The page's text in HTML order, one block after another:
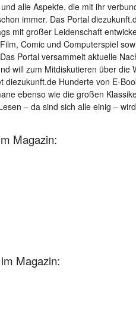
alle Aspekte, die mit ihr
immer. Das Portal
mit großer Leidenschaft
Comic und Computerspiel
Portal versammelt aktuelle
will zum Mitdiskutieren über
diezukunft.de Hunderte von E-
ebenso wie die großen
– da sind sich alle einig –
Magazin:
Magazin: